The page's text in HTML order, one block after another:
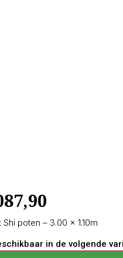
poten – 3.00 × 1.10m
in de volgende